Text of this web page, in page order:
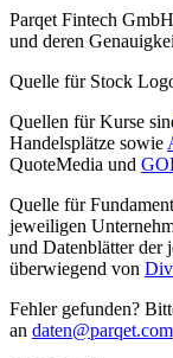
Parqet Fintech
und deren
Quelle für Stock
Quellen für Kurse
Handelsplätze sowie
QuoteMedia und
Quelle für
jeweiligen
und Datenblätter der
überwiegend von
Fehler gefunden?
an daten@parqet.com